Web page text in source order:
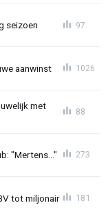
seizoen 97
aanwinst 1026
met
88
"Mertens..." 273
tot miljonair 181